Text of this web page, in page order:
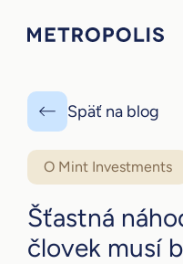
O Mint Investments
Šťastná
človek musí
Späť na blog